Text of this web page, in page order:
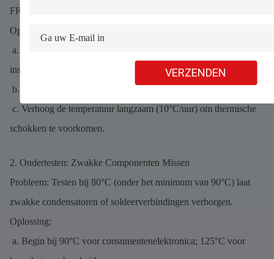
VERZENDEN
FR4) veroorzaakt delaminatie of kromtrekken.
Oplossing:
a. Controleer altijd de materiaal Tg voordat je de temperatuur
instelt.
b. Gebruik de 80% Tg-regel (max. temp. = 0,8 × Tg).
c. Verhoog de temperatuur langzaam (10°C/uur) om thermische
schokken te voorkomen.
2. Ondertesten: Zwakke Componenten Missen
Probleem: Testen bij 80°C (onder het minimum van 90°C) laat
zwakke condensatoren of soldeerverbindingen verborgen.
Oplossing:
a. Begin bij 90°C voor consumentenelektronica; 125°C voor